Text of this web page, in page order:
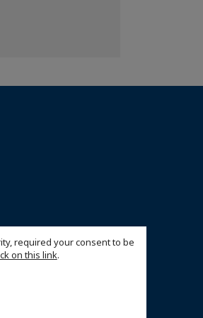
required your consent to be
on this link.